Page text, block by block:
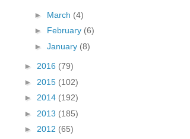
► March (4)
► February (6)
► January (8)
► 2016 (79)
► 2015 (102)
► 2014 (192)
► 2013 (185)
► 2012 (65)